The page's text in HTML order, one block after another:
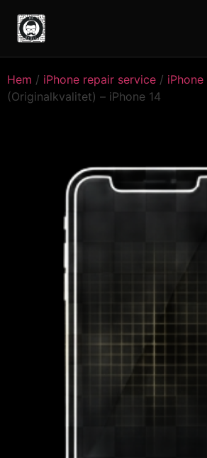
Hem / iPhone repair service / iPhone
(Originalkvalitet) – iPhone 14